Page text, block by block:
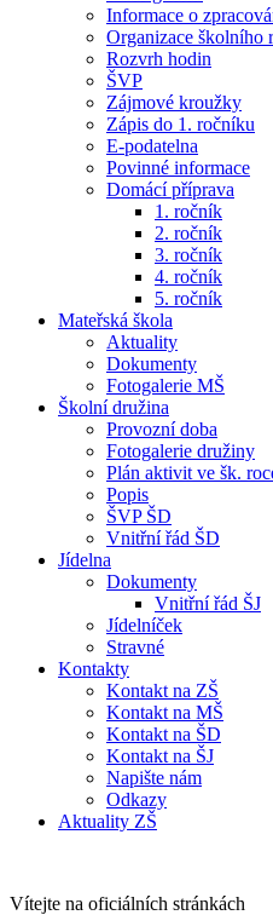
Informace o
Organizace školního
Rozvrh hodin
ŠVP
Zájmové kroužky
Zápis do 1. ročníku
E-podatelna
Povinné informace
Domácí příprava
1. ročník
2. ročník
3. ročník
4. ročník
5. ročník
Mateřská škola
Aktuality
Dokumenty
Fotogalerie MŠ
Školní družina
Provozní doba
Fotogalerie družiny
Plán aktivit ve šk.
Popis
ŠVP ŠD
Vnitřní řád ŠD
Jídelna
Dokumenty
Vnitřní řád ŠJ
Jídelníček
Stravné
Kontakty
Kontakt na ZŠ
Kontakt na MŠ
Kontakt na ŠD
Kontakt na ŠJ
Napište nám
Odkazy
Aktuality ZŠ
Vítejte na oficiálních stránkách